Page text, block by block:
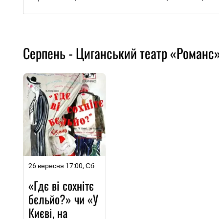
Серпень - Циганський театр
26 вересня 17:00, Сб
«Гдє ві сохнітє
бєльйо?» чи «У
Києві, на